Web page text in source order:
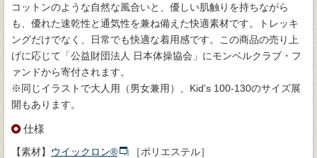
コットンのような自然な風合いと、優しい肌触りを持ちながら
も、優れた速乾性と通気性を兼ね備えた快適素材です。トレッキ
ングだけでなく、日常でも快適な着用感です。この商品の売り上
げに応じて「公益財団法人 日本体操協会」にモンベルクラブ・フ
ァンドから寄付されます。
※同じイラストで大人用（男女兼用）、Kid's 100-130のサイズ展
開もあります。
仕様
【素材】 ウイックロン®
［ポリエステル］